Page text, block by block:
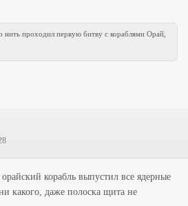
нить проходил первую битву с кораблями Орай,
корабль выпустил все ядерные
какого, даже полоска щита не